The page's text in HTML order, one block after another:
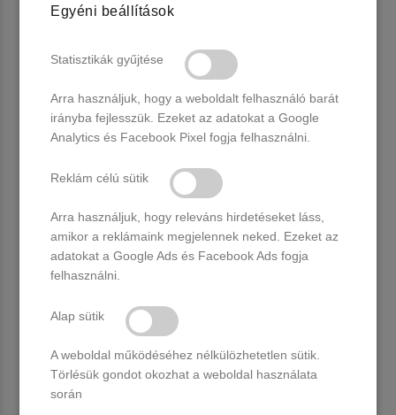
Moyra Porcelán por 28 g dark
extension
2 db raktáron
Kosárba
Moyra Porcelán por 28 g dark
pink
Egyéni beállítások
Statisztikák gyűjtése
Arra használjuk, hogy a weboldalt felhasználó barát
irányba fejlesszük. Ezeket az adatokat a Google
Analytics és Facebook Pixel fogja felhasználni.
Reklám célú sütik
Arra használjuk, hogy releváns hirdetéseket láss,
amikor a reklámaink megjelennek neked. Ezeket az
adatokat a Google Ads és Facebook Ads fogja
felhasználni.
Alap sütik
A weboldal működéséhez nélkülözhetetlen sütik.
Törlésük gondot okozhat a weboldal használata
során